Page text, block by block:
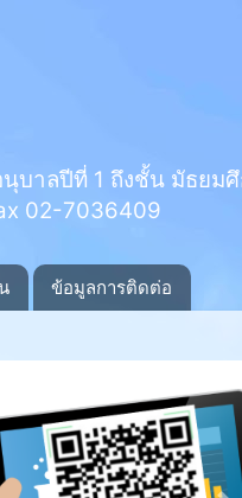
บาลปีที่ 1 ถึงชั้น มัธยม
02-7036409
ข้อมูลการติดต่อ